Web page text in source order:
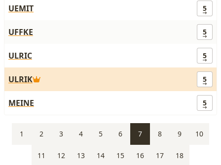
UEMIT 5
UFFKE 5
ULRIC 5
ULRIK 5
MEINE 5
1 2 3 4 5 6 7 8 9 10
11 12 13 14 15 16 17 18